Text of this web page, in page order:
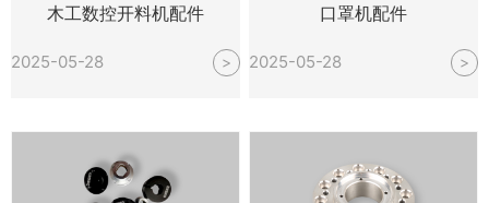
木工数控开料机配件
2025-05-28 >
口罩机配件
2025-05-28 >